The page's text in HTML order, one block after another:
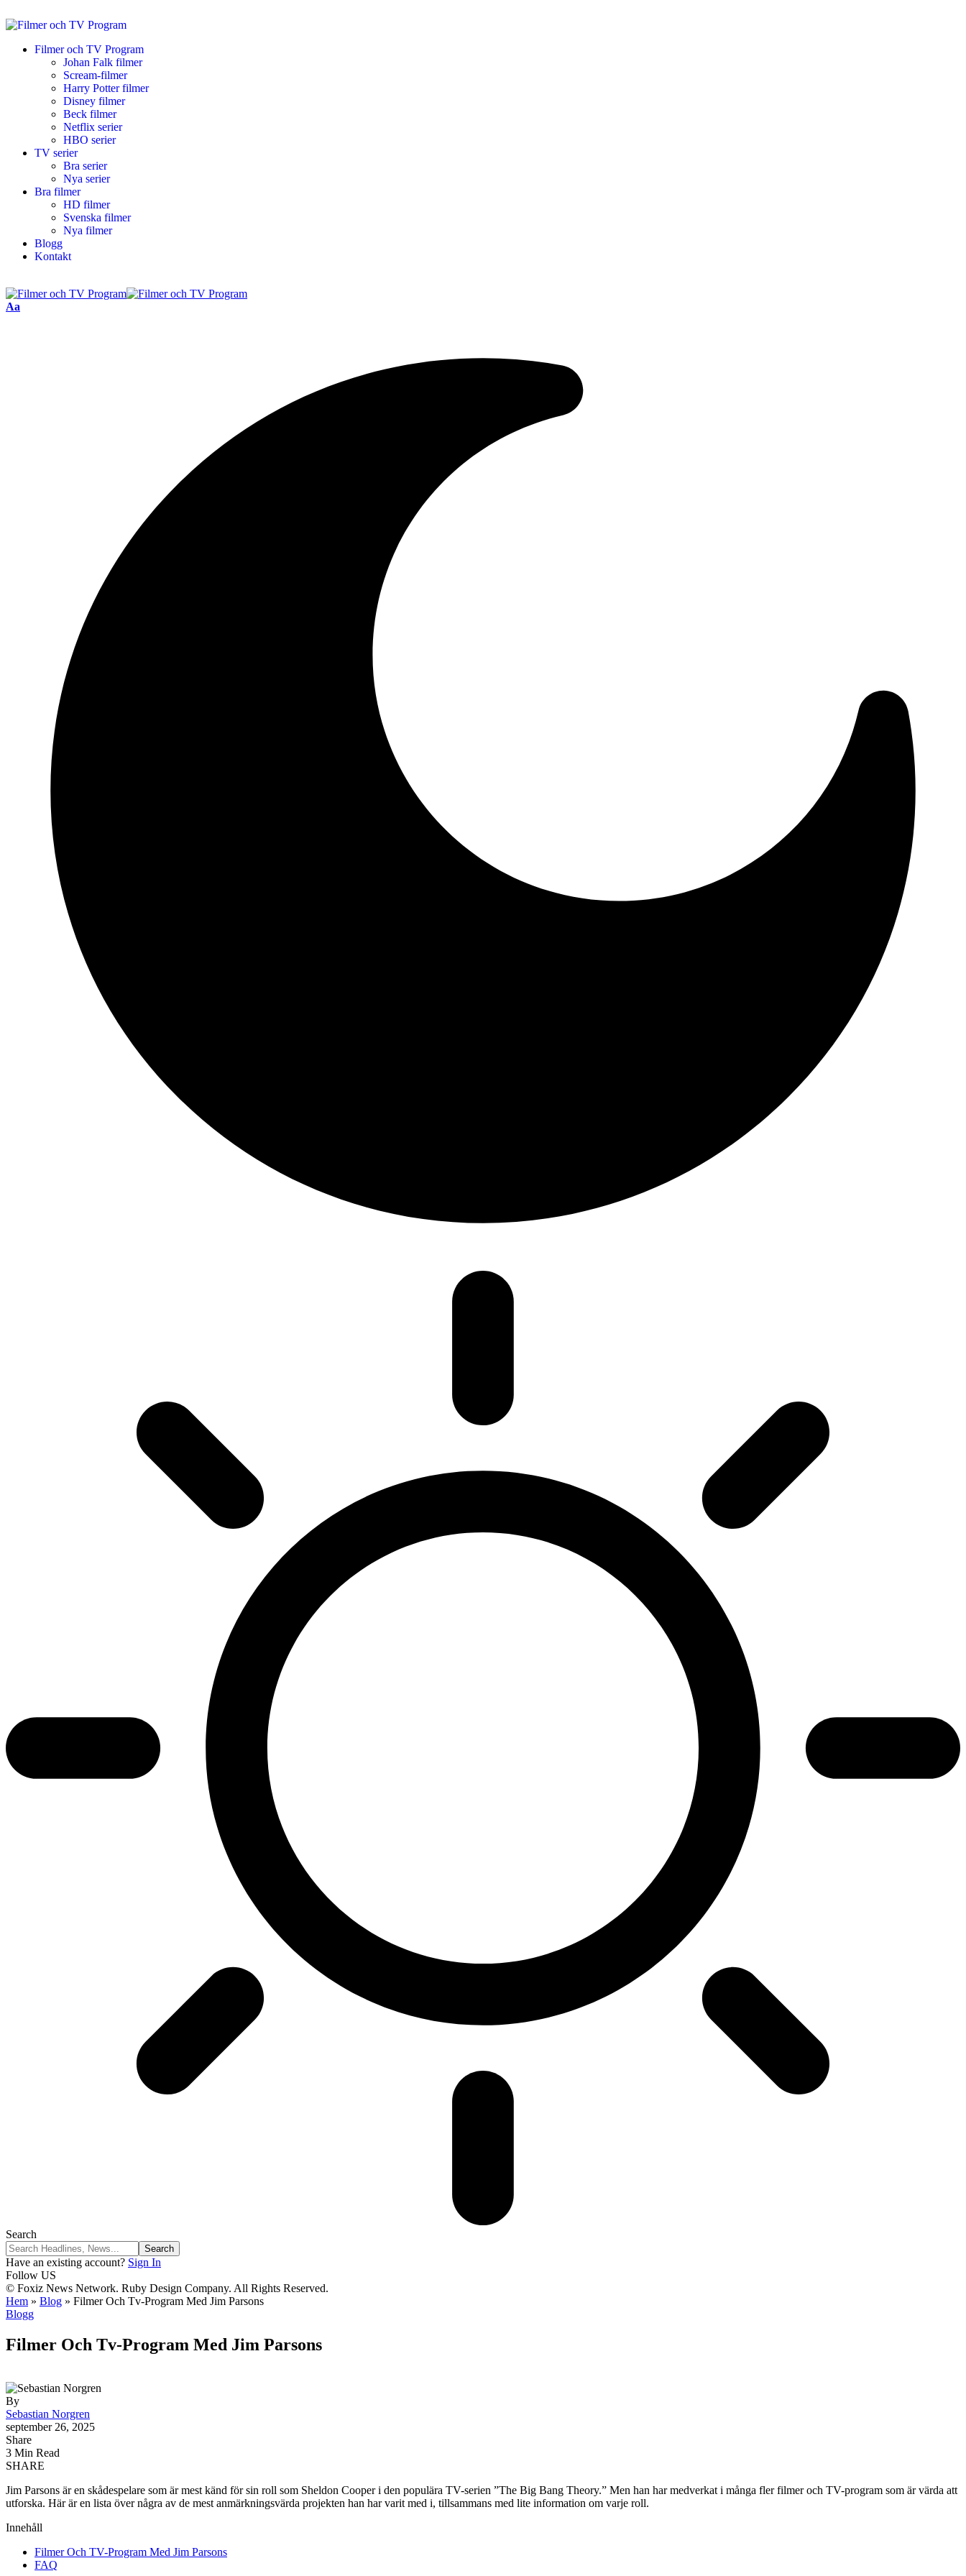
Filmer och TV Program
Johan Falk filmer
Scream-filmer
Harry Potter filmer
Disney filmer
Beck filmer
Netflix serier
HBO serier
TV serier
Bra serier
Nya serier
Bra filmer
HD filmer
Svenska filmer
Nya filmer
Blogg
Kontakt
Aa
Search
Have an existing account? Sign In
Follow US
© Foxiz News Network. Ruby Design Company. All Rights Reserved.
Hem » Blog » Filmer Och Tv-Program Med Jim Parsons
Blogg
Filmer Och Tv-Program Med Jim Parsons
By
Sebastian Norgren
september 26, 2025
Share
3 Min Read
SHARE
Jim Parsons är en skådespelare som är mest känd för sin roll som Sheldon Cooper i den populära TV-serien ”The Big Bang Theory.” Men han har medverkat i många fler filmer och TV-program som är värda att
utforska. Här är en lista över några av de mest anmärkningsvärda projekten han har varit med i, tillsammans med lite information om varje roll.
Innehåll
Filmer Och TV-Program Med Jim Parsons
FAQ